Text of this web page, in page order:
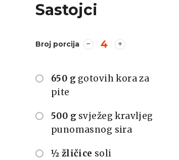
Sastojci
Broj porcija 4
650 g gotovih kora za
pite
500 g svježeg kravljeg
punomasnog sira
½ žličice soli